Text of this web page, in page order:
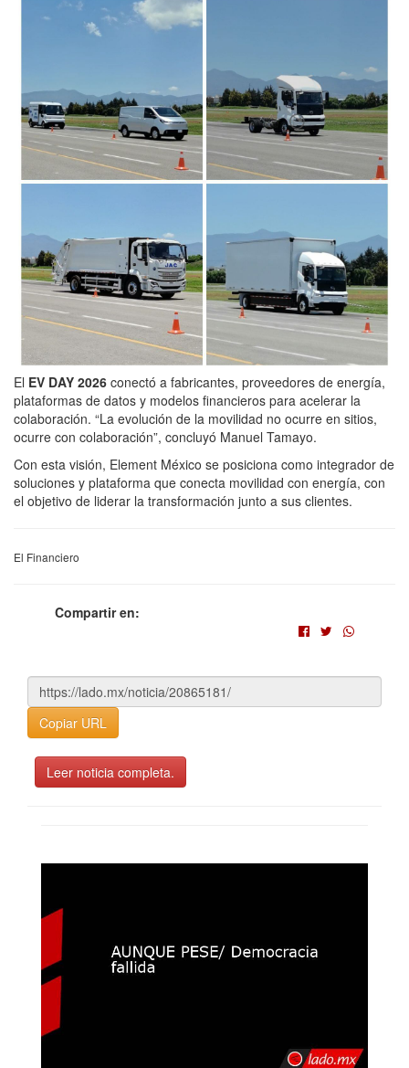
El EV DAY 2026 conectó a fabricantes, proveedores de energía,
plataformas de datos y modelos financieros para acelerar la
colaboración. “La evolución de la movilidad no ocurre en sitios,
ocurre con colaboración”, concluyó Manuel Tamayo.
Con esta visión, Element México se posiciona como integrador de
soluciones y plataforma que conecta movilidad con energía, con
el objetivo de liderar la transformación junto a sus clientes.
El Financiero
Compartir en:
Copiar URL
Leer noticia completa.